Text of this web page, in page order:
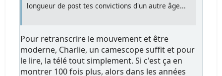
longueur de post tes convictions d'un autre âge...
Pour retranscrire le mouvement et être
moderne, Charlie, un camescope suffit et pour
le lire, la télé tout simplement. Si c'est ça en
montrer 100 fois plus, alors dans les années